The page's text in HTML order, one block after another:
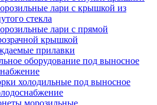
лари с крышкой из
стекла
лари с прямой
крышкой
прилавки
оборудование под выносное
холодильные под выносное
морозильные